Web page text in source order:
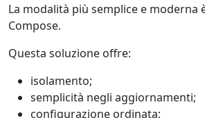
La modalità più semplice e moderna
Compose.
Questa soluzione offre:
isolamento;
semplicità negli aggiornamenti;
configurazione ordinata;